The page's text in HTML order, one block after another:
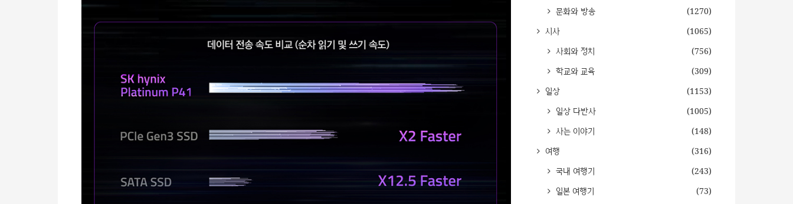
문화와 방송
(1270)
시사
(1065)
사회와 정치
(756)
학교와 교육
(309)
일상
(1153)
일상 다반사
(1005)
사는 이야기
(148)
여행
(316)
국내 여행기
(243)
일본 여행기
(73)